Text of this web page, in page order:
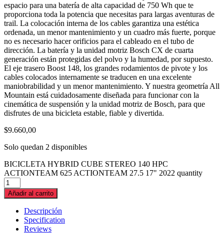
espacio para una batería de alta capacidad de 750 Wh que te
proporciona toda la potencia que necesitas para largas aventuras de
trail. La colocación interna de los cables garantiza una estética
ordenada, un menor mantenimiento y un cuadro más fuerte, porque
no es necesario hacer orificios para el cableado en el tubo de
dirección. La batería y la unidad motriz Bosch CX de cuarta
generación están protegidas del polvo y la humedad, por supuesto.
El eje trasero Boost 148, los grandes rodamientos de pivote y los
cables colocados internamente se traducen en una excelente
maniobrabilidad y un menor mantenimiento. Y nuestra geometría All
Mountain está cuidadosamente diseñada para funcionar con la
cinemática de suspensión y la unidad motriz de Bosch, para que
disfrutes de una bicicleta estable, fiable y divertida.
$9.660,00
Solo quedan 2 disponibles
BICICLETA HYBRID CUBE STEREO 140 HPC
ACTIONTEAM 625 ACTIONTEAM 27.5 17" 2022 quantity
Añadir al carrito
Descripción
Specification
Reviews